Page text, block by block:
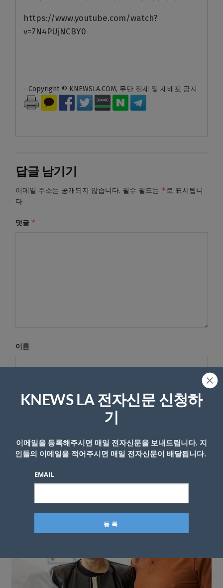
https://www.youtube.com/watch?
v=7N4PUjNCBY0
- Copyright © KNEWSLA.COM, 무단 전재 및 재배포 금지
답글 남기기
이메일 주소는 공개되지 않습니다. 필수 필드는 *로 표시됩니
다
댓글 *
이름
KNEWS LA 전자신문 신청하
기
이메일을 등록해주시면 매일 전자신문을 보내드립니다. 지
인들의 이메일을 적어주시면 매일 전자신문이 배달됩니다.
EMAIL